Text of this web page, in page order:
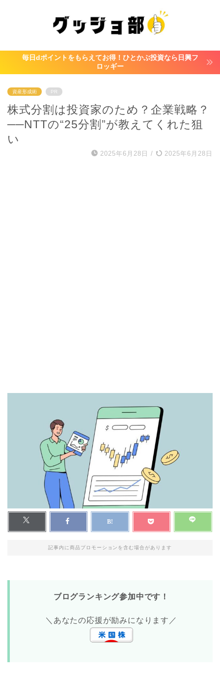
毎日dポイントをもらえてお得！ひとかぶ投資なら日興フ
ロッギー
資産形成術 PR
株式分割は投資家のため？企業戦略？
──NTTの“25分割”が教えてくれた狙
い
2025年6月28日 / 2025年6月28日
記事内に商品プロモーションを含む場合があります
ブログランキング参加中です！
＼あなたの応援が励みになります／